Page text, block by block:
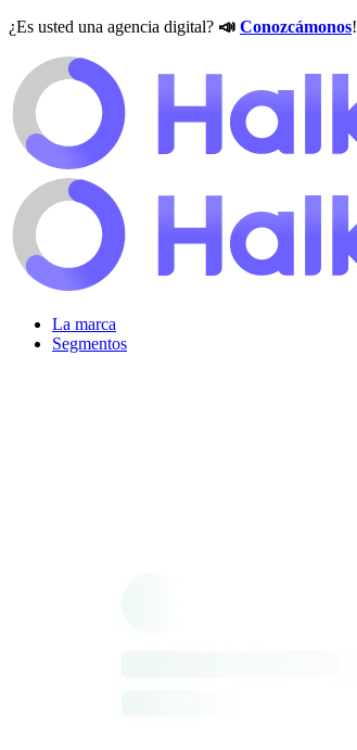
¿Es usted una agencia digital? 📣 Conozcámonos!
La marca
Segmentos